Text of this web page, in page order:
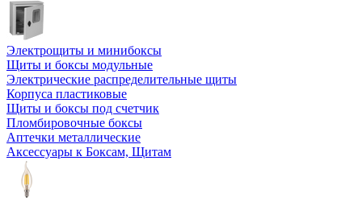
Электрощиты и минибоксы
Щиты и боксы модульные
Электрические распределительные щиты
Корпуса пластиковые
Щиты и боксы под счетчик
Пломбировочные боксы
Аптечки металлические
Аксессуары к Боксам, Щитам